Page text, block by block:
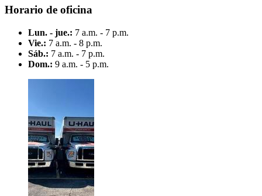
Horario de oficina
Lun. - jue.: 7 a.m. - 7 p.m.
Vie.: 7 a.m. - 8 p.m.
Sáb.: 7 a.m. - 7 p.m.
Dom.: 9 a.m. - 5 p.m.